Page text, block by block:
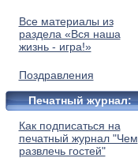
Все материалы из
раздела «Вся наша
жизнь - игра!»
Поздравления
Печатный журнал:
Как подписаться на
печатный журнал "Чем
развлечь гостей"